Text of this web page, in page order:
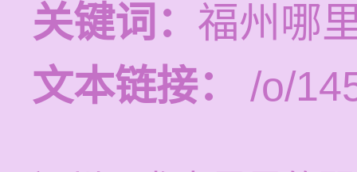
关键词： 福州哪
文本链接：
/o/